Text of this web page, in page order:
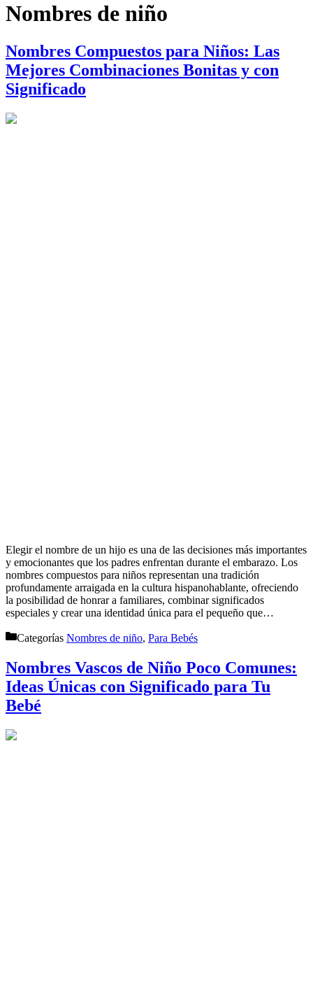
Nombres de niño
Nombres Compuestos para Niños: Las
Mejores Combinaciones Bonitas y con
Significado
Elegir el nombre de un hijo es una de las decisiones más importantes
y emocionantes que los padres enfrentan durante el embarazo. Los
nombres compuestos para niños representan una tradición
profundamente arraigada en la cultura hispanohablante, ofreciendo
la posibilidad de honrar a familiares, combinar significados
especiales y crear una identidad única para el pequeño que…
Categorías Nombres de niño, Para Bebés
Nombres Vascos de Niño Poco Comunes:
Ideas Únicas con Significado para Tu
Bebé